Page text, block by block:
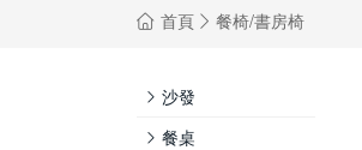
首頁 餐椅/書房椅
沙發
餐桌